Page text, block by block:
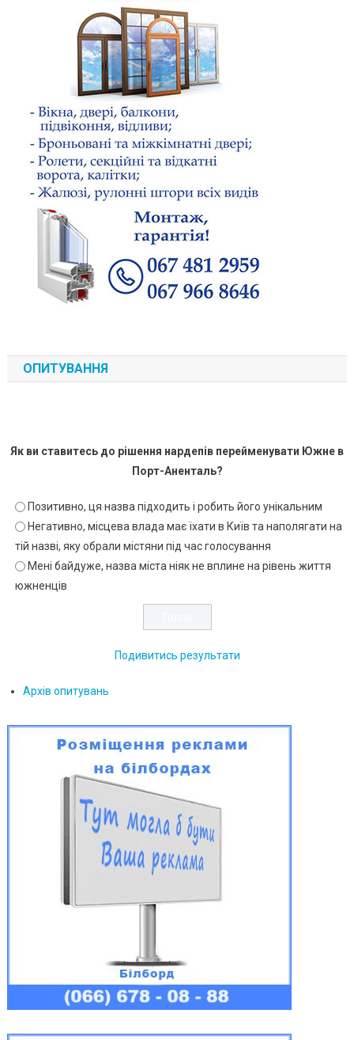
ОПИТУВАННЯ
Як ви ставитесь до рішення нардепів перейменувати Южне в
Порт-Аненталь?
Позитивно, ця назва підходить і робить його унікальним
Негативно, місцева влада має їхати в Київ та наполягати на
тій назві, яку обрали містяни під час голосування
Мені байдуже, назва міста ніяк не вплине на рівень життя
южненців
Подивитись результати
Архів опитувань